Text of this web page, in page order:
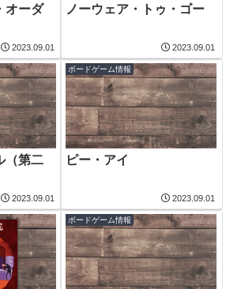
オーダ
2023.09.01
ノーウェア・トゥ・ゴー
2023.09.01
（第二
2023.09.01
ボードゲーム情報
ピー・アイ
2023.09.01
ボードゲーム情報